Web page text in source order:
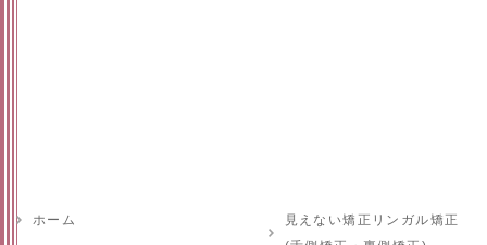
ホーム
見えない矯正リンガル矯正